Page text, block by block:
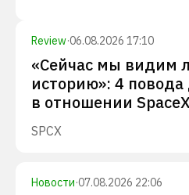
Review·06.08.2026 17:10
«Сейчас мы видим
историю»: 4
в отношении
SPCX
Новости·07.08.2026 22:06